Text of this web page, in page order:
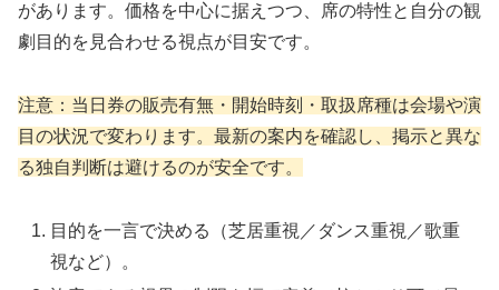
があります。価格を中心に据えつつ、席の特性と自分の観
劇目的を見合わせる視点が目安です。
注意：当日券の販売有無・開始時刻・取扱席種は会場や演
目の状況で変わります。最新の案内を確認し、掲示と異な
る独自判断は避けるのが安全です。
目的を一言で決める（芝居重視／ダンス重視／歌重
視など）。